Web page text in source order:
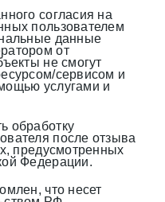
согласия на
пользователем
данные
от
не смогут
сервисом и
услугами и
обработку
после отзыва
предусмотренных
Федерации.
что несет